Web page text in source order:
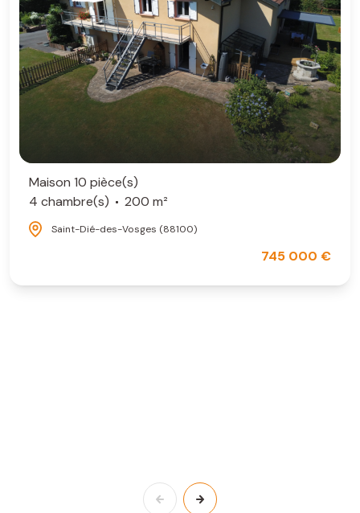
Maison 10 pièce(s)
4 chambre(s)
200 m²
Saint-Dié-des-Vosges (88100)
745 000 €